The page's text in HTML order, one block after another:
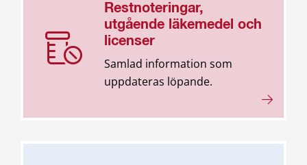
Restnoteringar,
utgående läkemedel och
licenser
Samlad information som
uppdateras löpande.